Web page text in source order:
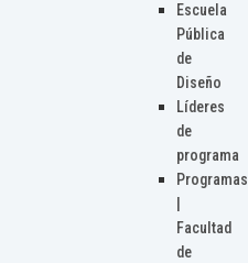
Escuela
Pública
de
Diseño
Líderes
de
programa
Programas
Facultad
de